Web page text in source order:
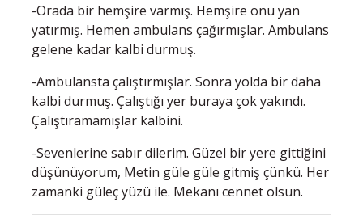
-Orada bir hemşire varmış. Hemşire onu yan
yatırmış. Hemen ambulans çağırmışlar. Ambulans
gelene kadar kalbi durmuş.
-Ambulansta çalıştırmışlar. Sonra yolda bir daha
kalbi durmuş. Çalıştığı yer buraya çok yakındı.
Çalıştıramamışlar kalbini.
-Sevenlerine sabır dilerim. Güzel bir yere gittiğini
düşünüyorum, Metin güle güle gitmiş çünkü. Her
zamanki güleç yüzü ile. Mekanı cennet olsun.